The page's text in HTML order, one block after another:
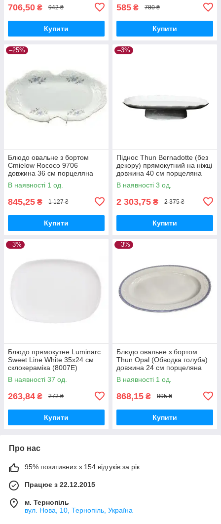
706,50 ₴ 942 ₴
Купити
585 ₴ 780 ₴
Купити
–25%
Блюдо овальне з бортом
Cmielow Rococo 9706
довжина 36 см порцеляна
(9706)
В наявності 1 од.
845,25 ₴ 1 127 ₴
Купити
–3%
Піднос Thun Bernadotte (без
декору) прямокутний на ніжці
довжина 40 см порцеляна
(0011000)
В наявності 3 од.
2 303,75 ₴ 2 375 ₴
Купити
–3%
Блюдо прямокутне Luminarc
Sweet Line White 35х24 см
склокераміка (8007E)
В наявності 37 од.
263,84 ₴ 272 ₴
Купити
–3%
Блюдо овальне з бортом
Thun Opal (Обводка голуба)
довжина 24 см порцеляна
(8013601)
В наявності 1 од.
868,15 ₴ 895 ₴
Купити
Про нас
95% позитивних з 154 відгуків за рік
Працює з 22.12.2015
м. Тернопіль
вул. Нова, 10, Тернопіль, Україна